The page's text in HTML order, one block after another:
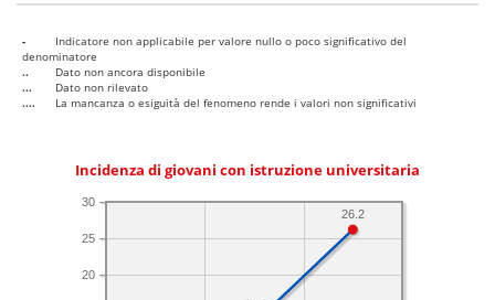
-
Indicatore non applicabile per valore nullo o poco significativo del
denominatore
..
Dato non ancora disponibile
...
Dato non rilevato
....
La mancanza o esiguità del fenomeno rende i valori non significativi
Incidenza di giovani con istruzione universitaria
20
25
30
26.2